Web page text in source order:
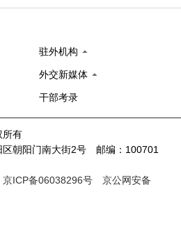
驻外机构
外交新媒体
干部考录
有
朝阳门南大街2号 邮编：100701
京ICP备06038296号
京公网安备